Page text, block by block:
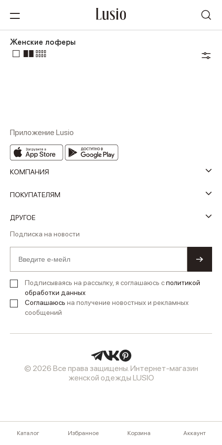
Каталог Избранное Корзина Аккаунт
Женские лоферы
Приложение Lusio
КОМПАНИЯ
ПОКУПАТЕЛЯМ
ДРУГОЕ
Подписка на новости
Подписываясь на рассылку, я соглашаюсь сполитикой
обработки данных
Соглашаюсь на получение новостных и рекламных
сообщений
© 2026 Все права защищены. Интернет-магазин
женской одежды LUSIO